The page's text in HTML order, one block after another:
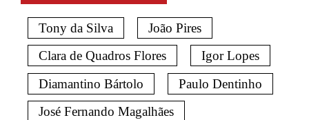
Tony da Silva
João Pires
Clara de Quadros Flores
Igor Lopes
Diamantino Bártolo
Paulo Dentinho
José Fernando Magalhães